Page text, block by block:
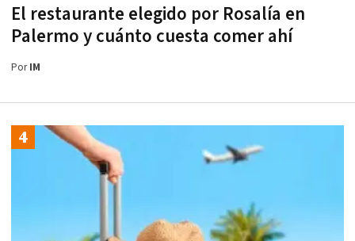
El restaurante elegido por Rosalía en
Palermo y cuánto cuesta comer ahí
PorIM